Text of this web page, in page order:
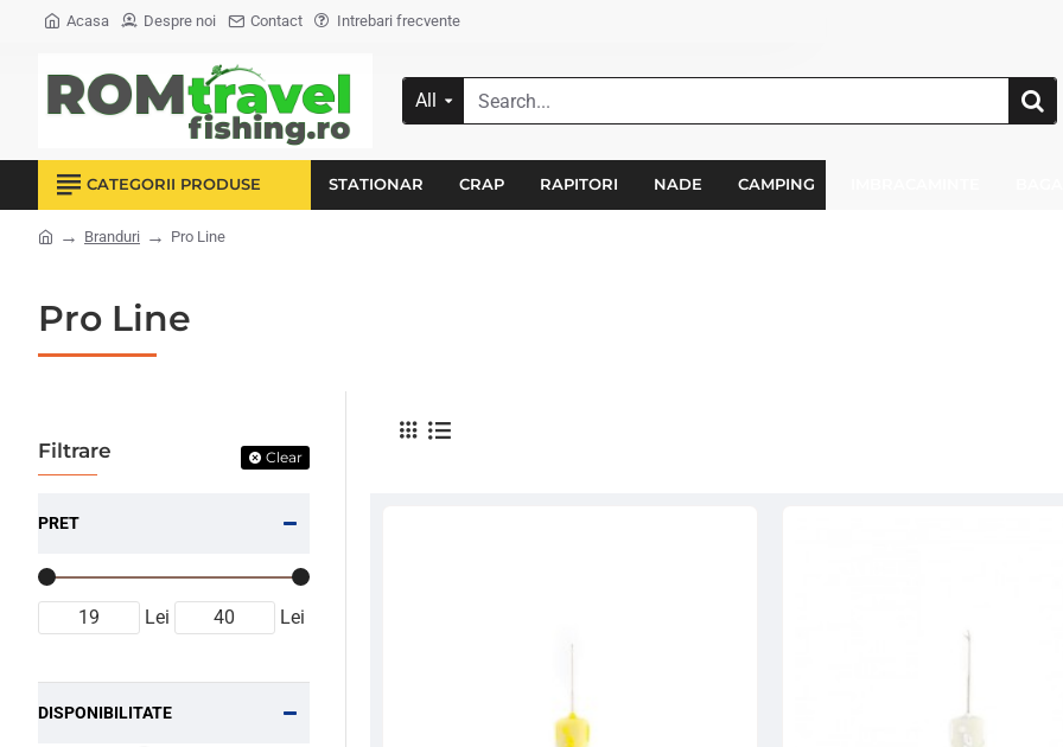
Acasa Despre noi Contact Intrebari frecvente
All
Search...
CATEGORII PRODUSE STATIONAR CRAP RAPITORI NADE CAMPING
Pro Line
Branduri Pro Line
Filtrare Clear
PRET
Lei Lei
DISPONIBILITATE